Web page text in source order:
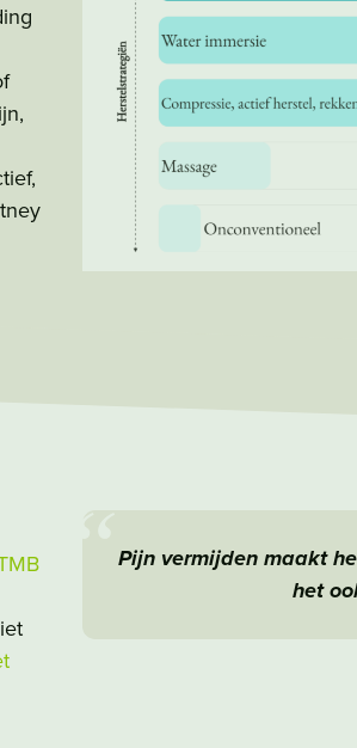
Pijn vermijden maakt
het